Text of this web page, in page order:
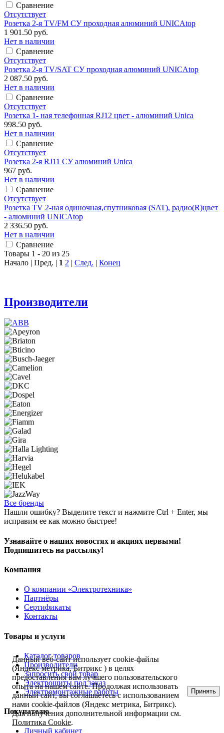
Сравнение
Отсутствует
Розетка 2-я TV/FM СУ проходная алюминий UNICAtop
1 901.50 руб.
Нет в наличии
Сравнение
Отсутствует
Розетка 2-я TV/SAT СУ проходная алюминий UNICAtop
2 087.50 руб.
Нет в наличии
Сравнение
Отсутствует
Розетка 1- ная телефонная RJ12 цвет - алюминий Unica
998.50 руб.
Нет в наличии
Сравнение
Отсутствует
Розетка 2-я RJ11 СУ алюминий Unica
967 руб.
Нет в наличии
Сравнение
Отсутствует
Розетка TV 2-ная одиночная,спутниковая (SAT), радио(R)цвет
- алюминий UNICAtop
2 336.50 руб.
Нет в наличии
Сравнение
Товары 1 - 20 из 25
Начало | Пред. | 1 2 | След. | Конец
Производители
Все бренды
Нашли ошибку? Выделите текст и нажмите Ctrl + Enter, мы
исправим ее как можно быстрее!
Узнавайте о наших новостях и акциях первыми!
Подпишитесь на рассылку!
Компания
О компании «Электротехника»
Партнёры
Сертификаты
Контакты
Товары и услуги
Каталог товаров
Производители
Запросить свой товар
Электрощиты под заказ
Электромонтажные работы
Покупателю
Личный кабинет
Данный веб-сайт использует cookie-файлы
(Яндекс метрика, Битрикс ) в целях
предоставления вам лучшего пользовательского
опыта на нашем сайте. Продолжая использовать
данный сайт, вы соглашаетесь с использованием
нами cookie-файлов (Яндекс метрика, Битрикс).
Для получения дополнительной информации см.
Политика Cookie.
Принять